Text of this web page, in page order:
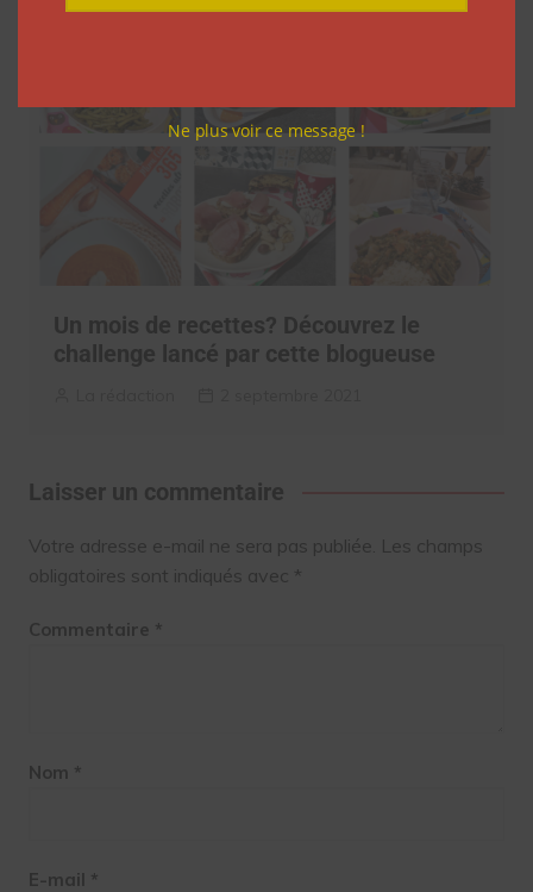
Un mois de recettes? Découvrez le
challenge lancé par cette blogueuse
Laisser un commentaire
Votre adresse e-mail ne sera pas publiée. Les champs
obligatoires sont indiqués avec *
Commentaire *
Nom *
E-mail *
Ne plus voir ce message !